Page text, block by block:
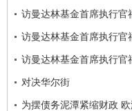
访曼达林基金首席执行官
访曼达林基金首席执行官
访曼达林基金首席执行官
对决华尔街
为摆债务泥潭紧缩财政